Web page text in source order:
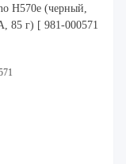
H570e (черный,
85 г) [ 981-000571